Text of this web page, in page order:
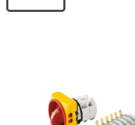
Domain)
RewriteCond